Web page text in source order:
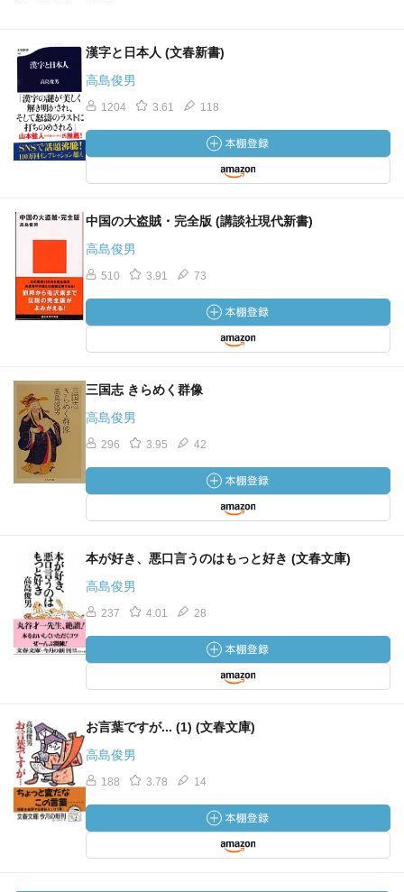
漢字と日本人 (文春新書)
高島俊男
1204 3.61 118
中国の大盗賊・完全版 (講談社現代新書)
高島俊男
510 3.91 73
三国志 きらめく群像
高島俊男
296 3.95 42
本が好き、悪口言うのはもっと好き (文春文庫)
高島俊男
237 4.01 28
お言葉ですが... (1) (文春文庫)
高島俊男
188 3.78 14